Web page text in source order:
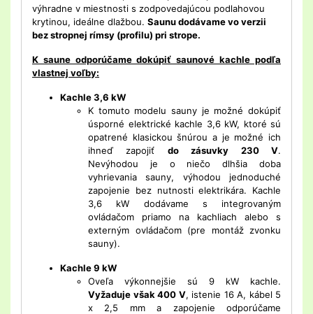
výhradne v miestnosti s zodpovedajúcou podlahovou
krytinou, ideálne dlažbou. Saunu dodávame vo verzii
bez stropnej rímsy (profilu) pri strope.
K saune odporúčame dokúpiť saunové kachle podľa
vlastnej voľby:
Kachle 3,6 kW
K tomuto modelu sauny je možné dokúpiť
úsporné elektrické kachle 3,6 kW, ktoré sú
opatrené klasickou šnúrou a je možné ich
ihneď zapojiť do zásuvky 230 V.
Nevýhodou je o niečo dlhšia doba
vyhrievania sauny, výhodou jednoduché
zapojenie bez nutnosti elektrikára. Kachle
3,6 kW dodávame s integrovaným
ovládačom priamo na kachliach alebo s
externým ovládačom (pre montáž zvonku
sauny).
Kachle 9 kW
Oveľa výkonnejšie sú 9 kW kachle.
Vyžaduje však 400 V, istenie 16 A, kábel 5
x 2,5 mm a zapojenie odporúčame